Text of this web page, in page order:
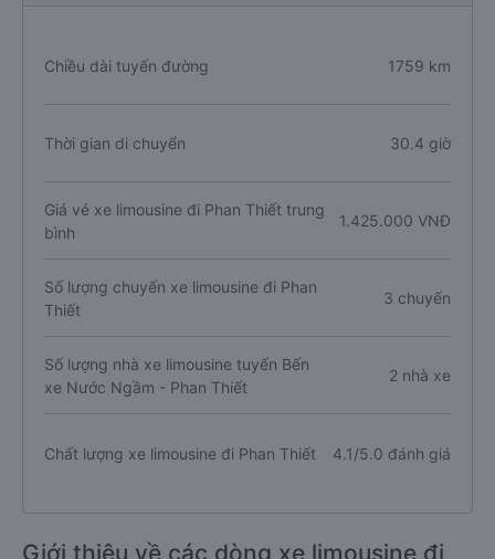
Chiều dài tuyến đường 1759 km
Thời gian di chuyển 30.4 giờ
Giá vé xe limousine đi Phan Thiết trung
bình
1.425.000 VNĐ
Số lượng chuyến xe limousine đi Phan
Thiết
3 chuyến
Số lượng nhà xe limousine tuyến Bến
xe Nước Ngầm - Phan Thiết
2 nhà xe